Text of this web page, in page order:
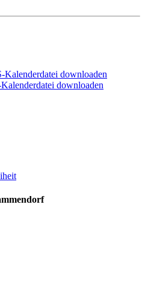
Kalenderdatei downloaden
downloaden